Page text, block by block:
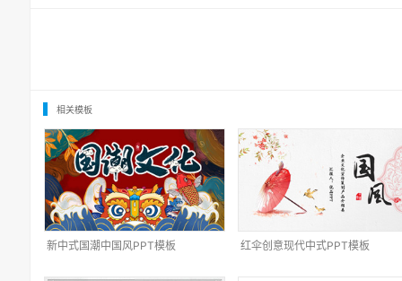
相关模板
新中式国潮中国风PPT模板 红伞创意现代中式PPT模板